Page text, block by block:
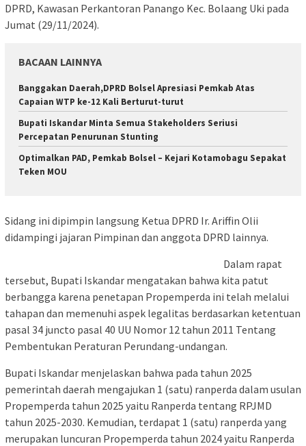
DPRD, Kawasan Perkantoran Panango Kec. Bolaang Uki pada
Jumat (29/11/2024).
BACAAN LAINNYA
Banggakan Daerah,DPRD Bolsel Apresiasi Pemkab Atas
Capaian WTP ke-12 Kali Berturut-turut
Bupati Iskandar Minta Semua Stakeholders Seriusi
Percepatan Penurunan Stunting
Optimalkan PAD, Pemkab Bolsel – Kejari Kotamobagu Sepakat
Teken MOU
Sidang ini dipimpin langsung Ketua DPRD Ir. Ariffin Olii
didampingi jajaran Pimpinan dan anggota DPRD lainnya.
Dalam rapat
tersebut, Bupati Iskandar mengatakan bahwa kita patut
berbangga karena penetapan Propemperda ini telah melalui
tahapan dan memenuhi aspek legalitas berdasarkan ketentuan
pasal 34 juncto pasal 40 UU Nomor 12 tahun 2011 Tentang
Pembentukan Peraturan Perundang-undangan.
Bupati Iskandar menjelaskan bahwa pada tahun 2025
pemerintah daerah mengajukan 1 (satu) ranperda dalam usulan
Propemperda tahun 2025 yaitu Ranperda tentang RPJMD
tahun 2025-2030. Kemudian, terdapat 1 (satu) ranperda yang
merupakan luncuran Propemperda tahun 2024 yaitu Ranperda